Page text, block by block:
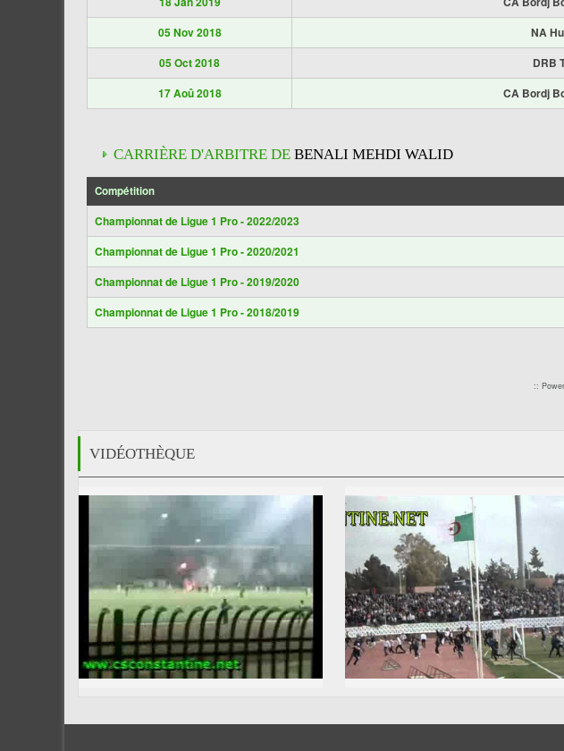
05 Nov 2018
NA
05 Oct 2018
DRB
17 Aoû 2018
CA Bordj
CARRIÈRE D'ARBITRE DE BENALI MEHDI WALID
Compétition
Championnat de Ligue 1 Pro - 2022/2023
Championnat de Ligue 1 Pro - 2020/2021
Championnat de Ligue 1 Pro - 2019/2020
Championnat de Ligue 1 Pro - 2018/2019
::
VIDÉOTHÈQUE